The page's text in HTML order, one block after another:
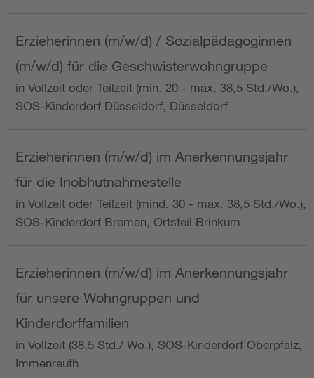
Erzieherinnen (m/w/d) / Sozialpädagoginnen
(m/w/d) für die Geschwisterwohngruppe
in Vollzeit oder Teilzeit (min. 20 - max. 38,5 Std./Wo.),
SOS-Kinderdorf Düsseldorf, Düsseldorf
Erzieherinnen (m/w/d) im Anerkennungsjahr
für die Inobhutnahmestelle
in Vollzeit oder Teilzeit (mind. 30 - max. 38,5 Std./Wo.),
SOS-Kinderdorf Bremen, Ortsteil Brinkum
Erzieherinnen (m/w/d) im Anerkennungsjahr
für unsere Wohngruppen und
Kinderdorffamilien
in Vollzeit (38,5 Std./ Wo.), SOS-Kinderdorf Oberpfalz,
Immenreuth